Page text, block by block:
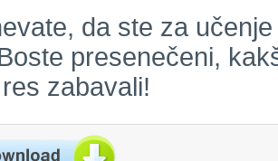
da ste za
presenečeni,
zabavali!